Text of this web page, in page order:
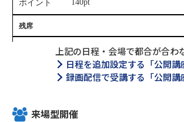
上記の日程・会場で都合が合
日程を追加設定する「公開講
録画配信で受講する「公開講
来場型開催